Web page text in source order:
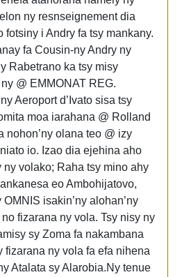
ny resnseignement dia
fotsiny i Andry fa tsy mankany.
fa Cousin-ny Andry ny
Rabetrano ka tsy misy
@ EMMONAT REG.
Aeroport d’Ivato sisa tsy
moa iarahana @ Rolland
nohon’ny olana teo @ izy
io. Izao dia ejehina aho
ny volako; Raha tsy mino ahy
eo Ambohijatovo,
OMNIS isakin’ny alohan’ny
fizarana ny vola. Tsy nisy ny
sy Zoma fa nakambana
fizarana ny vola fa efa nihena
Atalata sy Alarobia.Ny tenue